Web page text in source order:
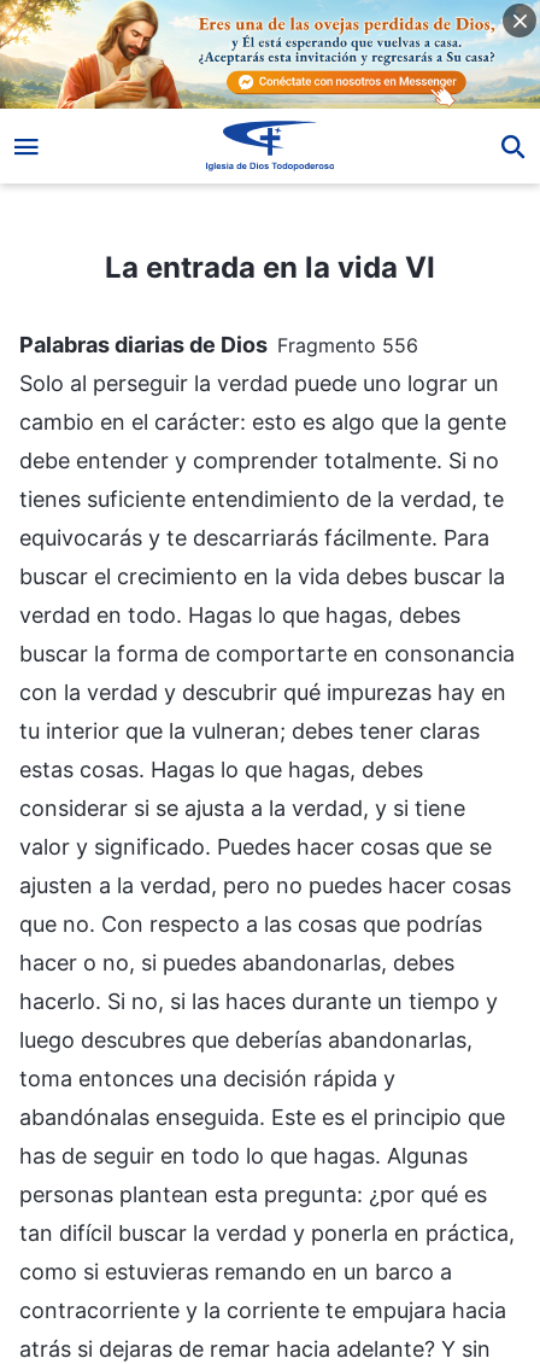
La entrada en la vida VI
Palabras diarias de Dios Fragmento 556
Solo al perseguir la verdad puede uno lograr un
cambio en el carácter: esto es algo que la gente
debe entender y comprender totalmente. Si no
tienes suficiente entendimiento de la verdad, te
equivocarás y te descarriarás fácilmente. Para
buscar el crecimiento en la vida debes buscar la
verdad en todo. Hagas lo que hagas, debes
buscar la forma de comportarte en consonancia
con la verdad y descubrir qué impurezas hay en
tu interior que la vulneran; debes tener claras
estas cosas. Hagas lo que hagas, debes
considerar si se ajusta a la verdad, y si tiene
valor y significado. Puedes hacer cosas que se
ajusten a la verdad, pero no puedes hacer cosas
que no. Con respecto a las cosas que podrías
hacer o no, si puedes abandonarlas, debes
hacerlo. Si no, si las haces durante un tiempo y
luego descubres que deberías abandonarlas,
toma entonces una decisión rápida y
abandónalas enseguida. Este es el principio que
has de seguir en todo lo que hagas. Algunas
personas plantean esta pregunta: ¿por qué es
tan difícil buscar la verdad y ponerla en práctica,
como si estuvieras remando en un barco a
contracorriente y la corriente te empujara hacia
atrás si dejaras de remar hacia adelante? Y sin